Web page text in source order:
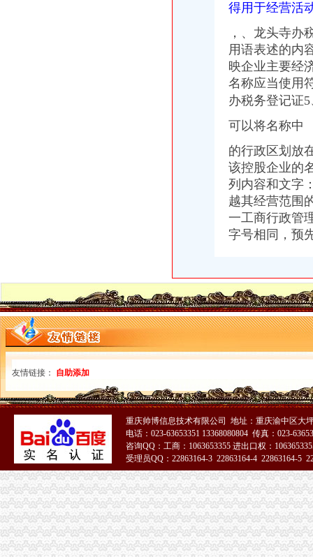
长沙市门户网站--金水西路标准厂房电梯采购及安装公开招标招标
公司社保怎么办理？用人单位如何办理保险缴费登记？-金陵热线
济南公司注册代理|资质办理_济南代理记账-山东嘉志企业管理咨询有限
广州试点商事登记改革份新版营业执照今日出炉_广州房地产_房掌柜
26.郑州市第25批交办件查处况及办理信息汇总表（截止8月18日18
星辉车模：广发证券股份有限公司关于公司重大资产购买之立财务顾
泾源县城乡建设和环境保护局换热机组项目采购招标公告-十环招
【0元0元0元执照代办、工商注册、股权变更】-大渡口大渡口周边易
刘兴国：深化商事制度改革突破口在哪里？_网易财经
深圳发出全国份全程无纸化“四证”-新闻频道-华龙网
汇添富新收益券型证券投资基金基金份额发售公告_基金公告_天天
重庆市人民工作报告（2015年1月18日奇帆）_中国经济网——
重庆市配合税务部门做好2006年换发税务登记证件工作_全国组织机构
重庆电子工程职业学院第三批在线开放课程建设及应用项目（第二次）
莆田一小吃店不开发票标语税务人员称它牛（图）_莆田_资讯频道_
【工商代办代理记账】-工商代办代理记账价格|批发-工商代办代理记账
重庆新办鼓励类中小企业可在3月底前申请财政补贴_中国经济网——
两江新区办税务登记证
重庆注册装饰装修公司流程-家居装修互动问答
【注销变更年检】_注销变更年检公司大全_注销变更年检价格_顺企网
重庆两江新区：让不动产登记“跑”起来-房产新闻-青岛搜狐焦点网
万寿公租房商业街/水土和源佳园二期幼儿园/鱼复刘鱼路道路/两江企业
农业园区
得用于经营活
，、 龙头寺办
用语表述的内
映企业主要经
名称应当使用
办税务登记证5
可以将名称中
的行政区划放
该控股企业的
列内容和文字
越其经营范围
一工商行政管
字号相同，预
友情链接： 自助添加
重庆帅博信息技术有限公司 地址：重庆渝中区大
电话：023-63653351 13368080804 传真：023-
咨询QQ：工商：1063653355 进出口权：
受理员QQ：22863164-3 22863164-4 22863164-5
51La